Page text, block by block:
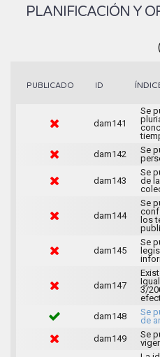
PLANIFICACIÓN Y
PUBLICADO ID
dam141
Se
dam142
Se
dam143
Se
de
dam144
Se
los
dam145
Se
dam147
3/
dam148
Se
de
dam149
Se